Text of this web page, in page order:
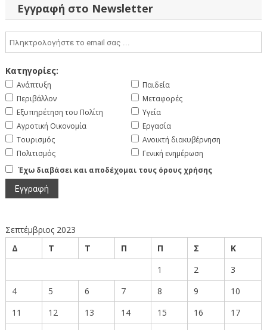
Εγγραφή στο Newsletter
Κατηγορίες:
Ανάπτυξη
Περιβάλλον
Εξυπηρέτηση του Πολίτη
Αγροτική Οικονομία
Τουρισμός
Πολιτισμός
Παιδεία
Μεταφορές
Υγεία
Εργασία
Ανοικτή διακυβέρνηση
Γενική ενημέρωση
Έχω διαβάσει και αποδέχομαι τους όρους χρήσης
Σεπτέμβριος 2023
Δ
Τ Τ Π Π Σ
Κ
1
2
3
4
5 6 7 8 9
10
11
12 13 14 15 16
17